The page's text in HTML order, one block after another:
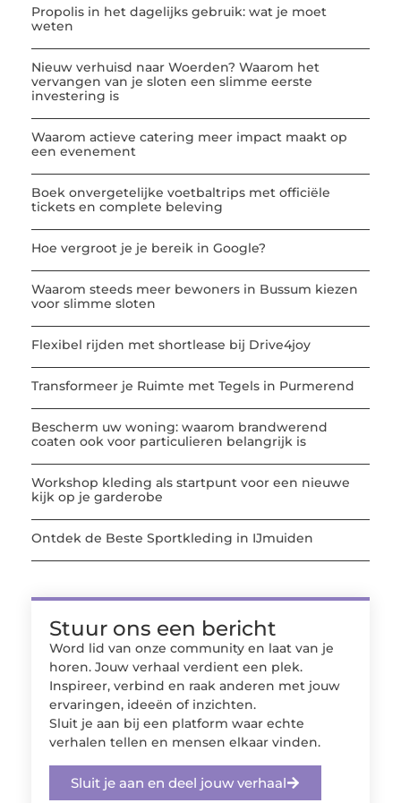
Propolis in het dagelijks gebruik: wat je moet
weten
Nieuw verhuisd naar Woerden? Waarom het
vervangen van je sloten een slimme eerste
investering is
Waarom actieve catering meer impact maakt op
een evenement
Boek onvergetelijke voetbaltrips met officiële
tickets en complete beleving
Hoe vergroot je je bereik in Google?
Waarom steeds meer bewoners in Bussum kiezen
voor slimme sloten
Flexibel rijden met shortlease bij Drive4joy
Transformeer je Ruimte met Tegels in Purmerend
Bescherm uw woning: waarom brandwerend
coaten ook voor particulieren belangrijk is
Workshop kleding als startpunt voor een nieuwe
kijk op je garderobe
Ontdek de Beste Sportkleding in IJmuiden
Stuur ons een bericht
Word lid van onze community en laat van je
horen. Jouw verhaal verdient een plek.
Inspireer, verbind en raak anderen met jouw
ervaringen, ideeën of inzichten.
Sluit je aan bij een platform waar echte
verhalen tellen en mensen elkaar vinden.
Sluit je aan en deel jouw verhaal